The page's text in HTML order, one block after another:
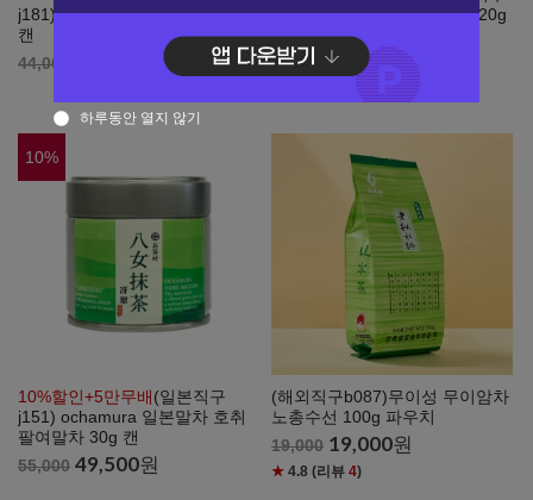
j181) 소산원 일본말차 화광 20g
캔
44,000
j173) 소산원 일본말차 금륜 20g
캔
54,000
48,600원
2)
10%
10%할인+5만무배(일본직구
j151) ochamura 일본말차 호취
팔여말차 30g 캔
55,000 49,500원
(해외직구b087)무이성 무이암차
노총수선 100g 파우치
19,000 19,000원
★ 4.8 (리뷰4)
하루동안 열지 않기